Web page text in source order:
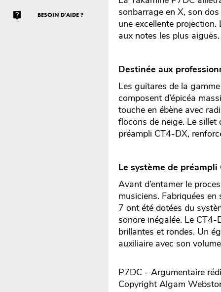
BESOIN D'AIDE ?
sonbarrage en X, son
une excellente
aux notes les plus aiguës.
Destinée aux
Les guitares de la
composent d’épicéa
touche en ébène avec
flocons de neige. Le sillet
préampli CT4-DX,
Le système de
Avant d’entamer le
musiciens. Fabriquées
7 ont été dotées du
sonore inégalée. Le
brillantes et rondes. Un
auxiliaire avec son
P7DC - Argumentaire
Copyright Algam